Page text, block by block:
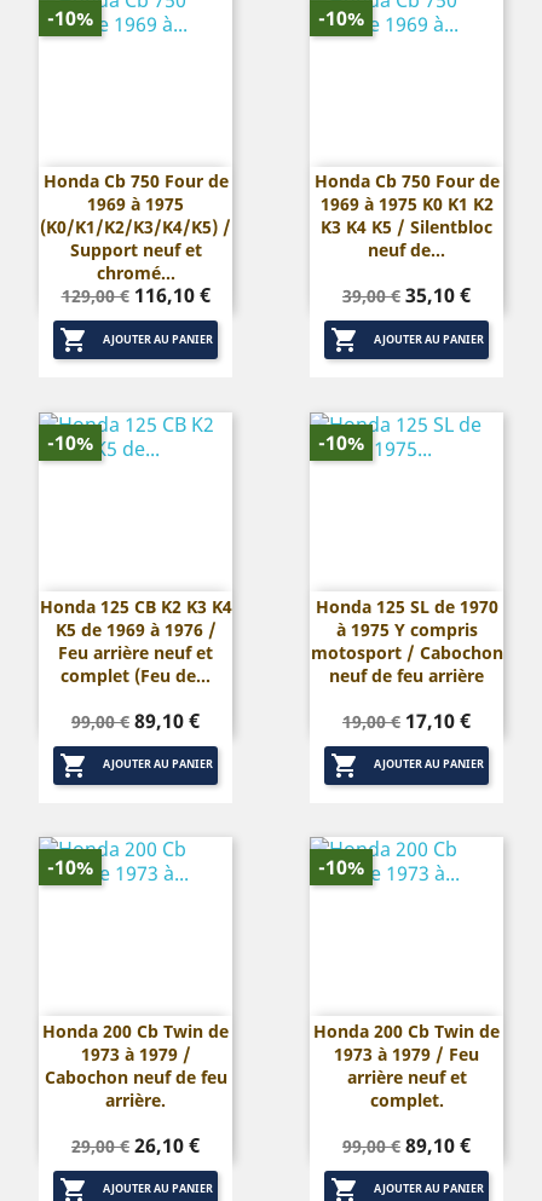
Honda Cb 750 Four de
1969 à 1975
(K0/K1/K2/K3/K4/K5) /
Support neuf et
chromé...
Prix
de
base
129,00 € Prix
116,10 €
 AJOUTER AU PANIER
-10%
Honda Cb 750 Four de
1969 à 1975 K0 K1 K2
K3 K4 K5 / Silentbloc
neuf de...
Prix
de
base
39,00 € Prix
35,10 €
 AJOUTER AU PANIER
-10%
Honda 125 CB K2 K3 K4
K5 de 1969 à 1976 /
Feu arrière neuf et
complet (Feu de...
Prix
de
base
99,00 € Prix
89,10 €
 AJOUTER AU PANIER
-10%
Honda 125 SL de 1970
à 1975 Y compris
motosport / Cabochon
neuf de feu arrière
Prix
de
base
19,00 € Prix
17,10 €
 AJOUTER AU PANIER
-10%
Honda 200 Cb Twin de
1973 à 1979 /
Cabochon neuf de feu
arrière.
Prix
de
base
29,00 € Prix
26,10 €
 AJOUTER AU PANIER
-10%
Honda 200 Cb Twin de
1973 à 1979 / Feu
arrière neuf et
complet.
Prix
de
base
99,00 € Prix
89,10 €
 AJOUTER AU PANIER
-10%